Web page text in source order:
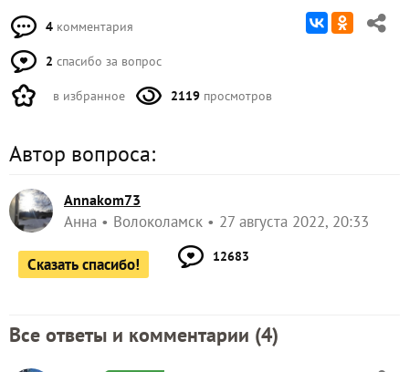
4 комментария
2 спасибо за вопрос
в избранное 2119 просмотров
Автор вопроса:
Annakom73
Анна Волоколамск 27 августа 2022, 20:33
Сказать спасибо! 12683
Все ответы и комментарии (4)